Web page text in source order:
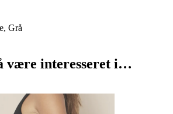
Grå
være interesseret i…